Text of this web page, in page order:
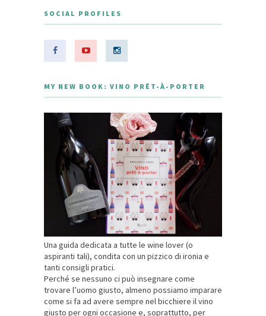
SOCIAL PROFILES
MY NEW BOOK: VINO PRÊT-À-PORTER
Una guida dedicata a tutte le wine lover (o
aspiranti tali), condita con un pizzico di ironia e
tanti consigli pratici.
Perché se nessuno ci può insegnare come
trovare l’uomo giusto, almeno possiamo imparare
come si fa ad avere sempre nel bicchiere il vino
giusto per ogni occasione e, soprattutto, per